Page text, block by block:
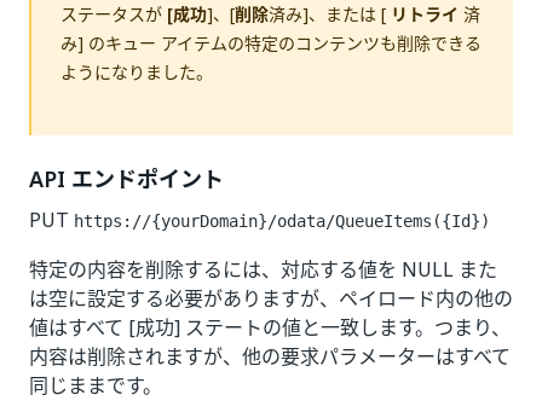
ステータスが [成功]、[削除済み]、または [ リトライ 済
み] のキュー アイテムの特定のコンテンツも削除できる
ようになりました。
API エンドポイント
PUT https://{yourDomain}/odata/QueueItems({Id})
特定の内容を削除するには、対応する値を NULL また
は空に設定する必要がありますが、ペイロード内の他の
値はすべて [成功] ステートの値と一致します。つまり、
内容は削除されますが、他の要求パラメーターはすべて
同じままです。